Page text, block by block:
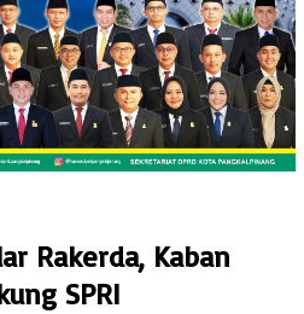
Rakerda, Kaban
SPRI